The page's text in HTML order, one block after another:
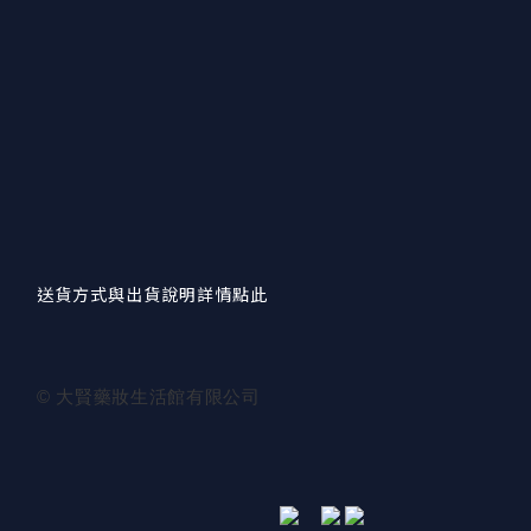
送貨方式與出貨說明詳情點此
© 大賢藥妝生活館有限公司